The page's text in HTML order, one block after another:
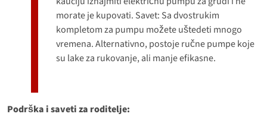
morate je kupovati. Savet: Sa dvostrukim
kompletom za pumpu možete uštedeti mnogo
vremena. Alternativno, postoje ručne pumpe koje
su lake za rukovanje, ali manje efikasne.
Podrška i saveti za roditelje: